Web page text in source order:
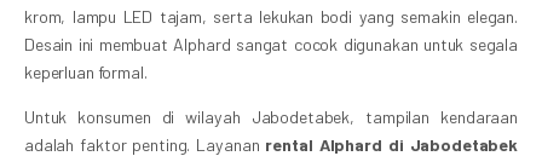
krom, lampu LED tajam, serta lekukan bodi yang semakin elegan.
Desain ini membuat Alphard sangat cocok digunakan untuk segala
keperluan formal.
Untuk konsumen di wilayah Jabodetabek, tampilan kendaraan
adalah faktor penting. Layanan rental Alphard di Jabodetabek